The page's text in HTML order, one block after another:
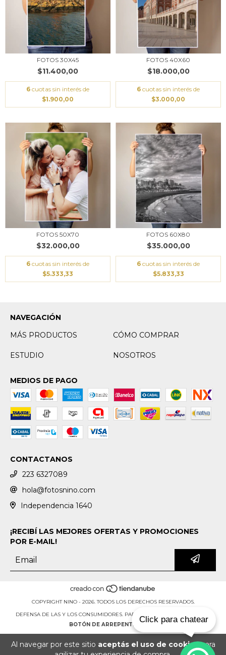
Al navegar por este sitio aceptás el uso de cookiespara
FOTOS 30X45
$11.400,00
6 cuotas sin interés de
$1.900,00
FOTOS 40X60
$18.000,00
6 cuotas sin interés de
$3.000,00
FOTOS 50X70
$32.000,00
6 cuotas sin interés de
$5.333,33
FOTOS 60X80
$35.000,00
6 cuotas sin interés de
$5.833,33
NAVEGACIÓN
MÁS PRODUCTOS
CÓMO COMPRAR
ESTUDIO NOSOTROS
MEDIOS DE PAGO
CONTACTANOS
223 6327089
hola@fotosnino.com
Independencia 1640
¡RECIBÍ LAS MEJORES OFERTAS Y PROMOCIONES
POR E-MAIL!
COPYRIGHT NINO - 2026. TODOS LOS DERECHOS RESERVADOS.
DEFENSA DE LAS Y LOS CONSUMIDORES. PARA RECLAMOS
BOTÓN DE ARREPENTIMIENTO
Click para chatear